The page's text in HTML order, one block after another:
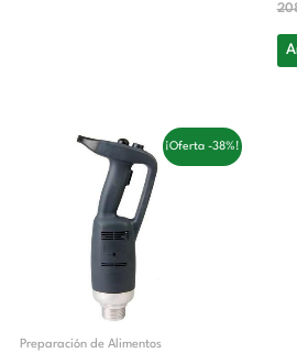
¡Oferta -38%!
Preparación de Alimentos
El
precio
original
era:
194,00 €.
El
precio
actual
es:
120,00 €.